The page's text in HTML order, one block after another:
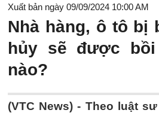
Xuất bản ngày 09/09/2024 10:00 AM
Nhà hàng, ô tô bị
hủy sẽ được
nào?
(VTC News) - Theo luật